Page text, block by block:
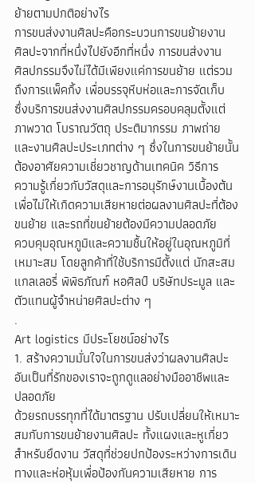
ย้ายตามปกติอย่างไร
การขนส่งงานศิลปะคือกระบวนการขนย้ายงาน
ศิลปะจากที่หนึ่งไปยังอีกที่หนึ่ง การขนส่งงาน
ศิลปกรรมจึงไม่ได้มีเพียงแค่การขนย้าย แต่รวม
ถึงการแพ็คกิ้ง เพื่อบรรจุหีบห่อและการจัดเก็บ
ซึ่งบริการขนส่งงานศิลปกรรมครอบคลุมตั้งแต่
ภาพวาด โบราณวัตถุ ประติมากรรม ภาพถ่าย
และงานศิลปะประเภทต่าง ๆ ซึ่งในการขนย้ายนั้น
ต้องอาศัยความเชี่ยวชาญด้านเทคนิค วิธีการ
ความรู้เกี่ยวกับวัสดุและการอนุรักษ์งานเบื้องต้น
เพื่อไม่ให้เกิดความเสียหายต่อผลงานศิลปะที่ต้อง
ขนย้าย และรถที่ขนย้ายต้องมีความปลอดภัย
ควบคุมอุณหภูมิและความชื้นให้อยู่ในอุณหภูมิที่
เหมาะสม โดยลูกค้าที่ใช้บริการมีตั้งแต่ นักสะสม
แกลเลอรี่ พิพิธภัณฑ์ หอศิลป์ บริษัทประมูล และ
ตัวแทนผู้จำหน่ายศิลปะต่าง ๆ
.
Art logistics มีประโยชน์อย่างไร
1. สร้างความมั่นใจในการขนส่งว่าผลงานศิลปะ
อันเป็นที่รักของเราจะถูกดูแลอย่างมืออาชีพและ
ปลอดภัย
ด้วยรถบรรทุกที่ได้มาตรฐาน ปรับเปลี่ยนให้เหมาะ
สมกับการขนย้ายงานศิลปะ ทั้งแผงและหูเกี่ยว
สำหรับยึดงาน วัสดุที่ช่วยปกป้องระหว่างการเดิน
ทางและห่อหุ้มเพื่อป้องกันความเสียหาย การ